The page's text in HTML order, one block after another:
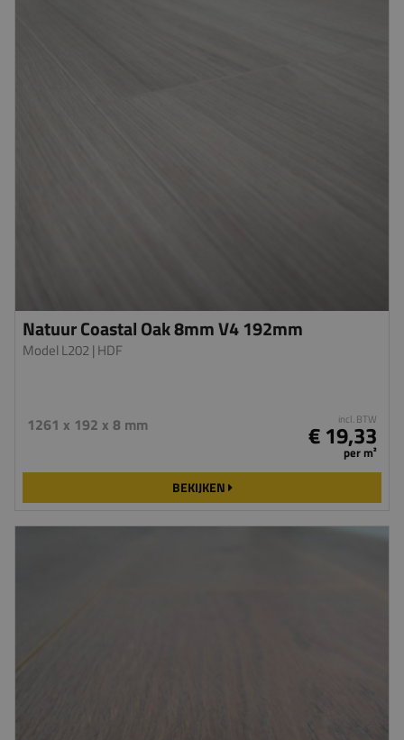
Natuur Coastal Oak 8mm V4 192mm
Model L202| HDF
1261 x 192 x 8 mm incl. BTW
€ 19,33
per m²
BEKIJKEN